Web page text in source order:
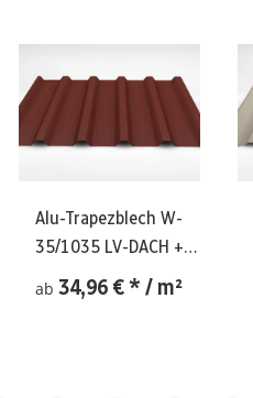
Alu-Trapezblech W-
35/1035 LV-DACH +
Vlies | 0,70 mm
ab 34,96 €* / m²